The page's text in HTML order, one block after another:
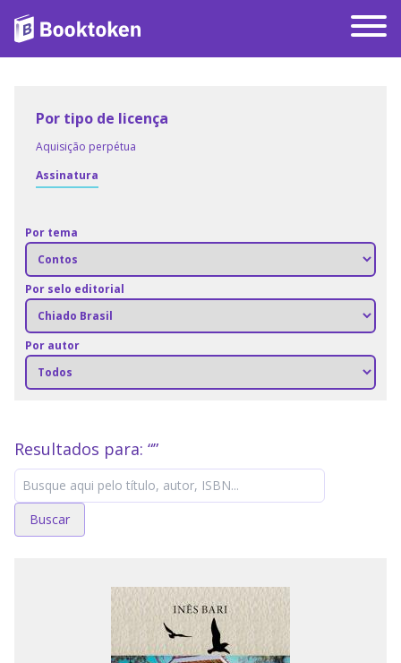
Por tipo de licença
Aquisição perpétua
Assinatura
Por tema
Por selo editorial
Por autor
Resultados para: “”
Buscar